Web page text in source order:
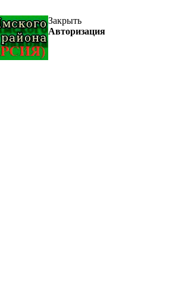
Закрыть
Авторизация